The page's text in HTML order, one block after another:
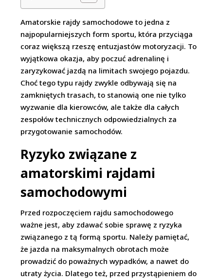
Amatorskie rajdy samochodowe to jedna z
najpopularniejszych form sportu, która przyciąga
coraz większą rzeszę entuzjastów motoryzacji. To
wyjątkowa okazja, aby poczuć adrenalinę i
zaryzykować jazdą na limitach swojego pojazdu.
Choć tego typu rajdy zwykle odbywają się na
zamkniętych trasach, to stanowią one nie tylko
wyzwanie dla kierowców, ale także dla całych
zespołów technicznych odpowiedzialnych za
przygotowanie samochodów.
Ryzyko związane z
amatorskimi rajdami
samochodowymi
Przed rozpoczęciem rajdu samochodowego
ważne jest, aby zdawać sobie sprawę z ryzyka
związanego z tą formą sportu. Należy pamiętać,
że jazda na maksymalnych obrotach może
prowadzić do poważnych wypadków, a nawet do
utraty życia. Dlatego też, przed przystąpieniem do